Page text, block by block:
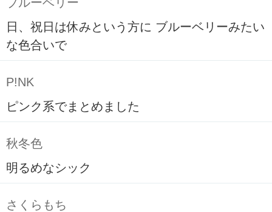
日、祝日は休みという方に ブルーベリーみたい
な色合いで
P!NK
ピンク系でまとめました
秋冬色
明るめなシック
さくらもち